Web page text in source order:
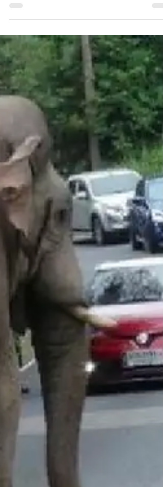
anos de independência de Portugal.
Comparavelmente às antigas colónias
se do eufémico lusotropicalismo muito mais
cedo. O longo e complexo caminho para a
autonomia do Brasil foi bastante peculiar, quase
como se fosse um “assunto de família”. Após a
invasão francesa, a família real portuguesa
refugiou-se no Brasil e transferiu a sua
para o Rio de Janeiro, passando a cidade d